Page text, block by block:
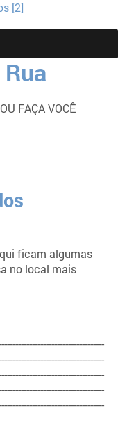
[2]
FAÇA VOCÊ
ficam algumas
no local mais